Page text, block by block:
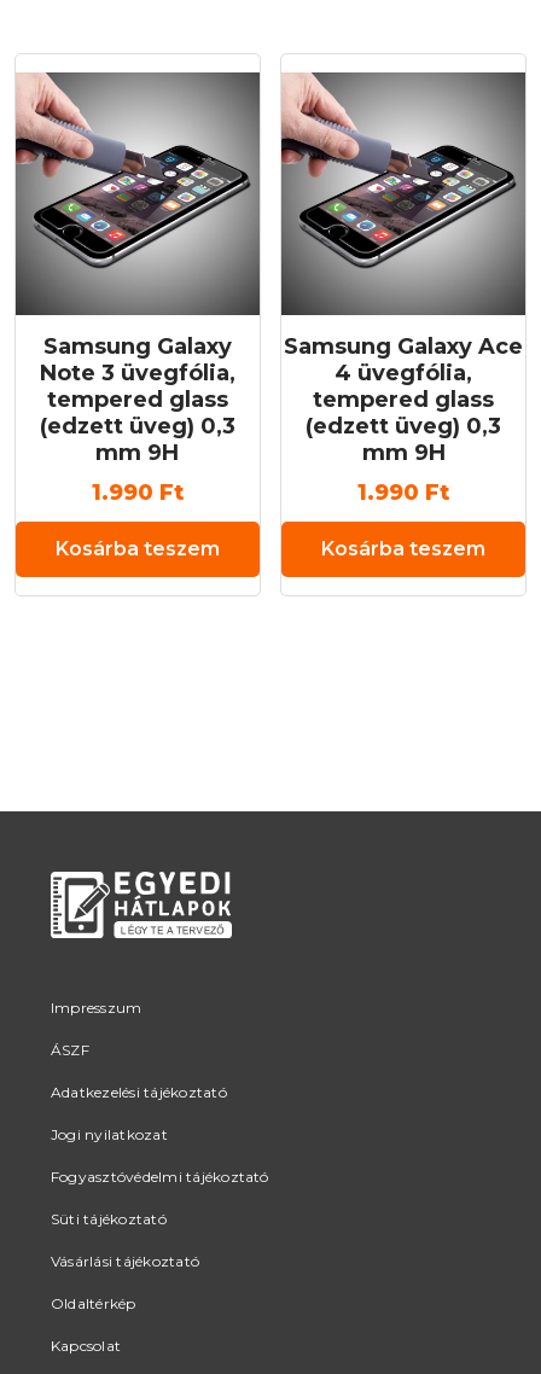
Samsung Galaxy
Note 3 üvegfólia,
tempered glass
(edzett üveg) 0,3
mm 9H
1.990 Ft
Kosárba teszem
Samsung Galaxy Ace
4 üvegfólia,
tempered glass
(edzett üveg) 0,3
mm 9H
1.990 Ft
Kosárba teszem
Impresszum
ÁSZF
Adatkezelési tájékoztató
Jogi nyilatkozat
Fogyasztóvédelmi tájékoztató
Süti tájékoztató
Vásárlási tájékoztató
Oldaltérkép
Kapcsolat